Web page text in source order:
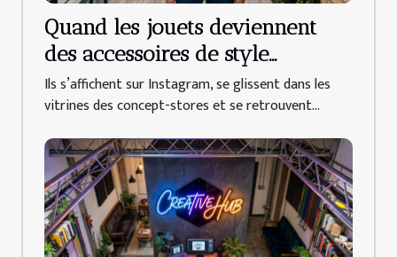
Quand les jouets deviennent
des accessoires de style
inattendus
Ils s’affichent sur Instagram, se glissent dans les
vitrines des concept-stores et se retrouvent...